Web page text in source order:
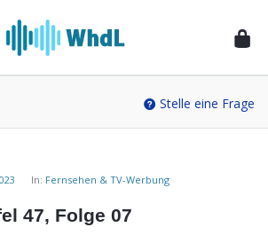
von
Stelle eine Frage
In: Fernsehen & TV-Werbung
47, Folge 07